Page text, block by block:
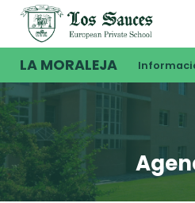
LA MORALEJA